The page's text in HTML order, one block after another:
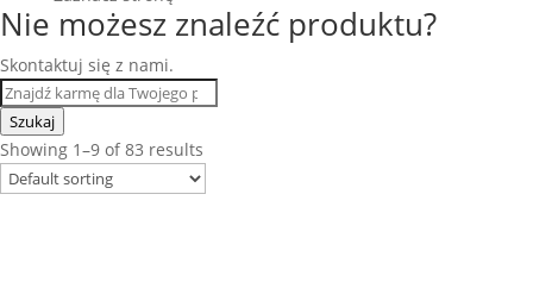
Nie możesz znaleźć produktu?
Skontaktuj się z nami.
Szukaj
Showing 1–9 of 83 results